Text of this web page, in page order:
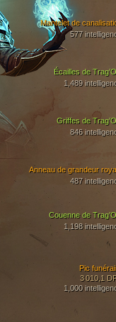
Écailles de
1,489
Griffes de
846
Mantelet de
577
Couenne de
1,198
Pic
3 010,1
1,000
Anneau de grandeur
487